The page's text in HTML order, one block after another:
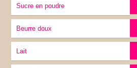
sucre en poudre
Beurre doux
lait